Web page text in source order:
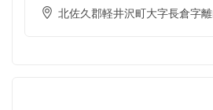
北佐久郡軽井沢町大字長倉字